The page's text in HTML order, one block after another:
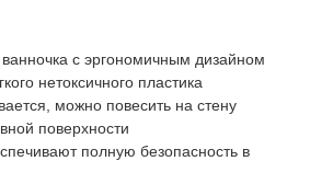
с эргономичным дизайном
нетоксичного пластика
можно повесить на стену
поверхности
полную безопасность в